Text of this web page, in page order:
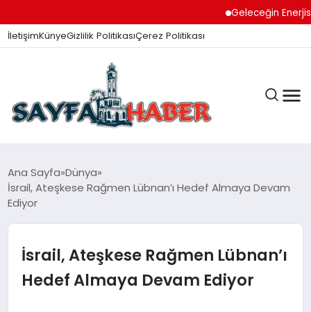
Geleceğin Enerjisi
İletişimKünyeGizlilik PolitikasıÇerez Politikası
ANA SAYFA
GÜNDEM
İZMIR HABERLERI
Ana Sayfa Dünya
İsrail, Ateşkese Rağmen Lübnan’ı Hedef Almaya Devam
Ediyor
İsrail, Ateşkese Rağmen Lübnan’ı
Hedef Almaya Devam Ediyor